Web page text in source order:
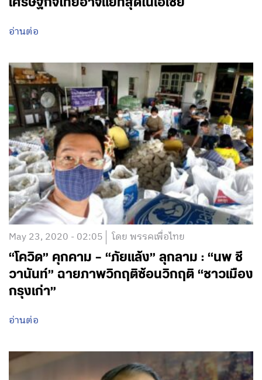
July 9, 2020 - 07:07 โดย พรรคเพื่อไทย
Here’s Why Thailand’s Dire Economic
Outlook Is the Worst in Asia : สาเหตุที่
เศรษฐกิจไทยอาจแย่ที่สุดในเอเชีย
อ่านต่อ
May 23, 2020 - 02:05 โดย พรรคเพื่อไทย